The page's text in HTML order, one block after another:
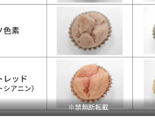
※禁無断転載